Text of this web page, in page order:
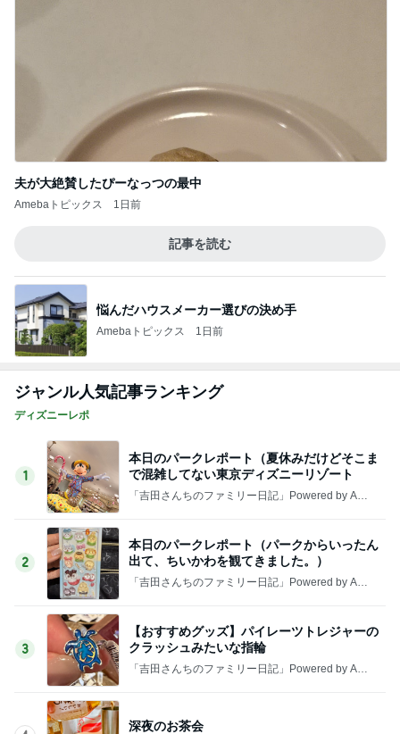
夫が大絶賛したぴーなっつの最中
Amebaトピックス 1日前
記事を読む
悩んだハウスメーカー選びの決め手
Amebaトピックス 1日前
ジャンル人気記事ランキング
ディズニーレポ
1
本日のパークレポート（夏休みだけどそこま
で混雑してない東京ディズニーリゾート
「吉田さんちのファミリー日記」Powered by Ame
2
本日のパークレポート（パークからいったん
出て、ちいかわを観てきました。）
「吉田さんちのファミリー日記」Powered by Ame
3
【おすすめグッズ】パイレーツトレジャーの
クラッシュみたいな指輪
「吉田さんちのファミリー日記」Powered by Ame
深夜のお茶会